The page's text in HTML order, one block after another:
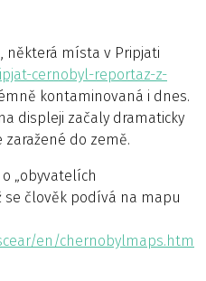
některá místa v Pripjati
cernobyl-reportaz-z-
kontaminovaná i dnes.
displeji začaly dramaticky
do země.
„obyvatelích
se člověk podívá na mapu
en/chernobylmaps.htm